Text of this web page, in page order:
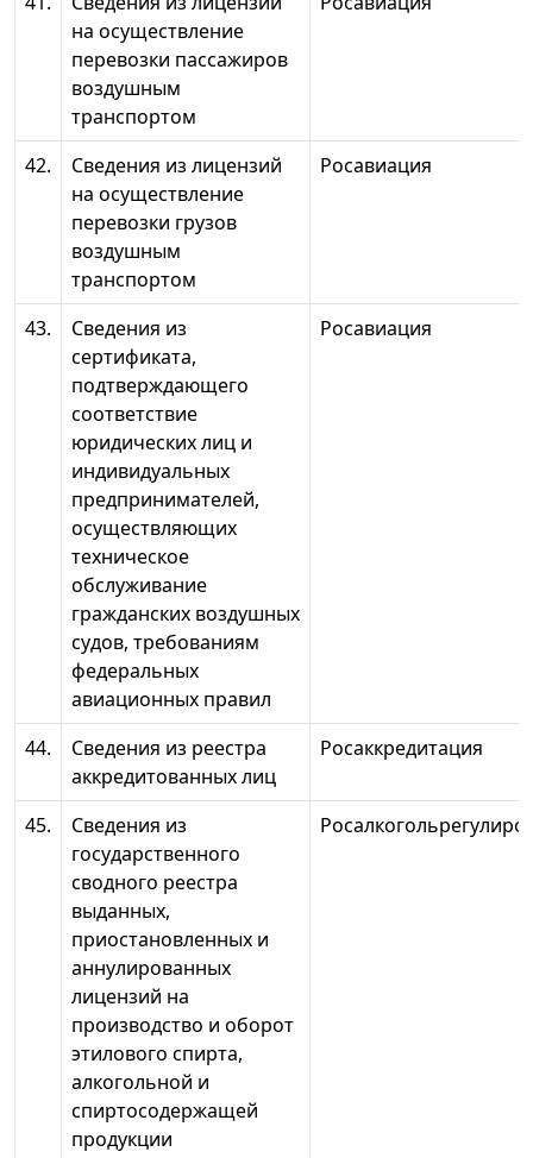
на осуществление
перевозки пассажиров
воздушным
транспортом
42.
Сведения из лицензий
на осуществление
перевозки грузов
воздушным
транспортом
Росавиация
43.
Сведения из
сертификата,
подтверждающего
соответствие
юридических лиц и
индивидуальных
предпринимателей,
осуществляющих
техническое
обслуживание
гражданских воздушных
судов, требованиям
федеральных
авиационных правил
Росавиация
44.
Сведения из реестра
аккредитованных лиц
Росаккредитация
45.
Сведения из
государственного
сводного реестра
выданных,
приостановленных и
аннулированных
лицензий на
производство и оборот
этилового спирта,
алкогольной и
спиртосодержащей
продукции